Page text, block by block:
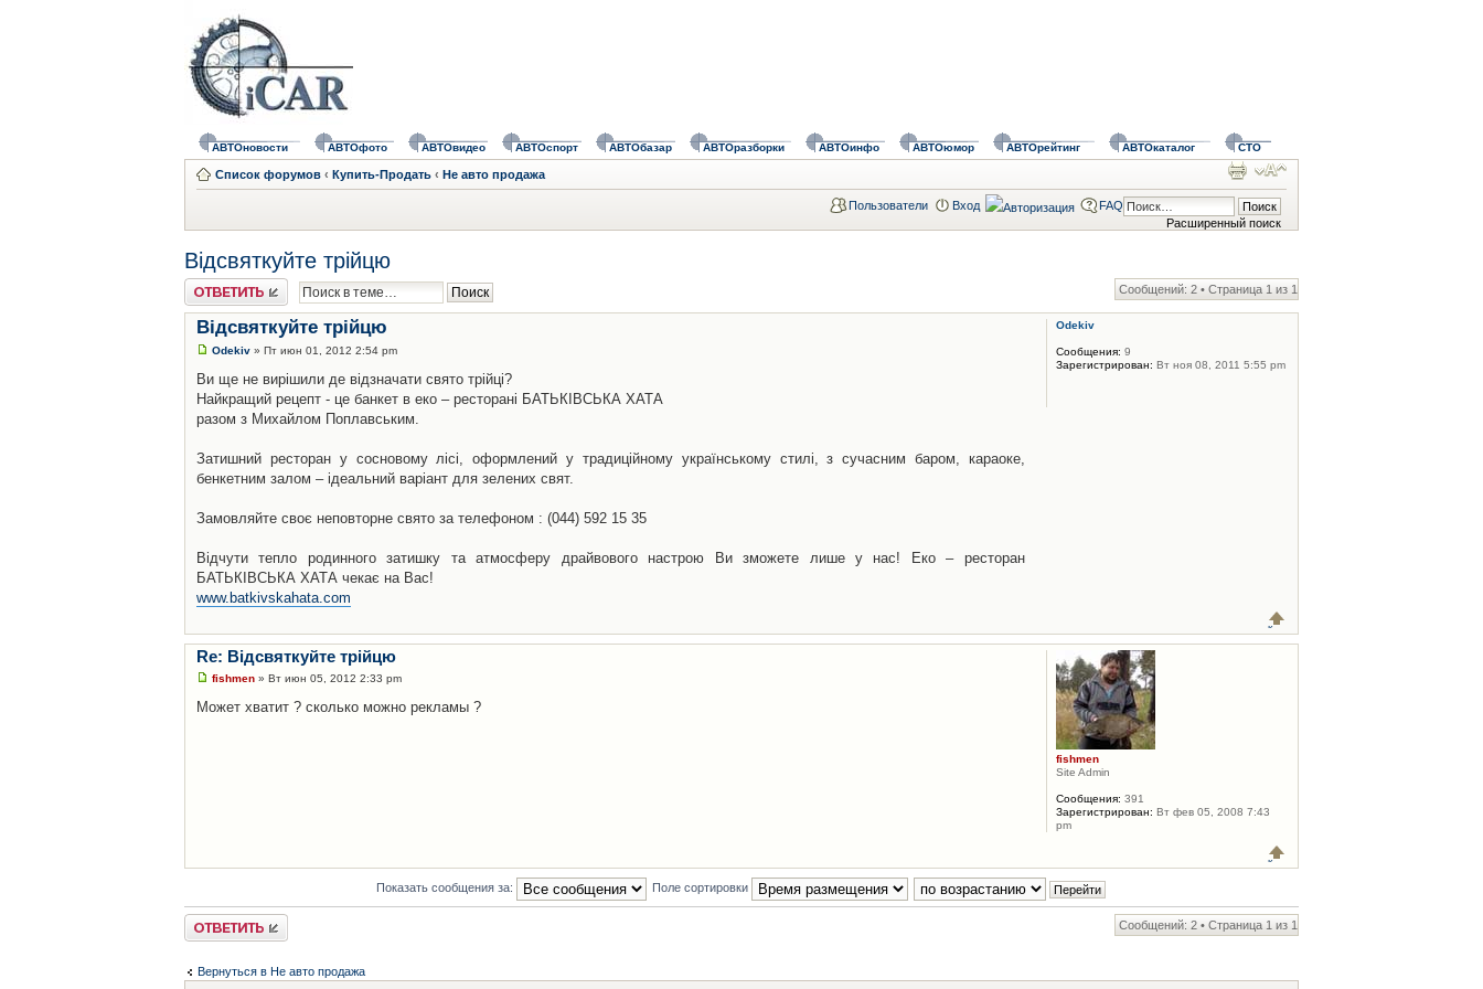
АВТОновости АВТОфото АВТОвидео АВТОспорт АВТОбазар АВТОразборки АВТОинфо АВТОюмор АВТОрейтинг АВТОкаталог СТО
Список форумов ‹ Купить-Продать ‹ Не авто продажа
Расширенный поиск
Пользователи Вход FAQ
Відсвяткуйте трійцю
Ответить Сообщений: 2 • Страница 1 из 1
Відсвяткуйте трійцю
Odekiv » Пт июн 01, 2012 2:54 pm
Ви ще не вирішили де відзначати свято трійці?
Найкращий рецепт - це банкет в еко – ресторані БАТЬКІВСЬКА ХАТА
разом з Михайлом Поплавським.
Затишний ресторан у сосновому лісі, оформлений у традиційному українському стилі, з сучасним баром, караоке,
бенкетним залом – ідеальний варіант для зелених свят.
Замовляйте своє неповторне свято за телефоном : (044) 592 15 35
Відчути тепло родинного затишку та атмосферу драйвового настрою Ви зможете лише у нас! Еко – ресторан
БАТЬКІВСЬКА ХАТА чекає на Вас!
www.batkivskahata.com
Odekiv
Сообщения: 9
Зарегистрирован: Вт ноя 08, 2011 5:55 pm
Re: Відсвяткуйте трійцю
fishmen » Вт июн 05, 2012 2:33 pm
Может хватит ? сколько можно рекламы ?
fishmen
Site Admin
Сообщения: 391
Зарегистрирован: Вт фев 05, 2008 7:43
pm
Показать сообщения за: Поле сортировки
Ответить Сообщений: 2 • Страница 1 из 1
Вернуться в Не авто продажа